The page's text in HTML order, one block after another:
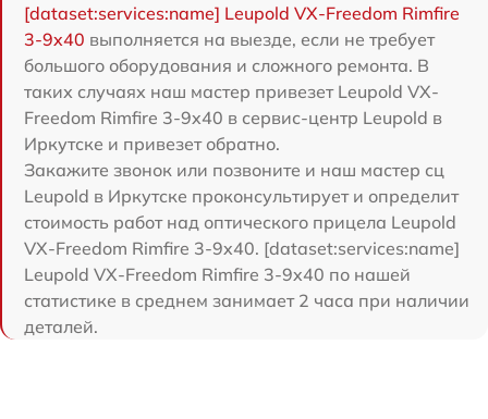
[dataset:services:name] Leupold VX-Freedom Rimfire
3-9x40 выполняется на выезде, если не требует
большого оборудования и сложного ремонта. В
таких случаях наш мастер привезет Leupold VX-
Freedom Rimfire 3-9x40 в сервис-центр Leupold в
Иркутске и привезет обратно.
Закажите звонок или позвоните и наш мастер сц
Leupold в Иркутске проконсультирует и определит
стоимость работ над оптического прицела Leupold
VX-Freedom Rimfire 3-9x40. [dataset:services:name]
Leupold VX-Freedom Rimfire 3-9x40 по нашей
статистике в среднем занимает 2 часа при наличии
деталей.